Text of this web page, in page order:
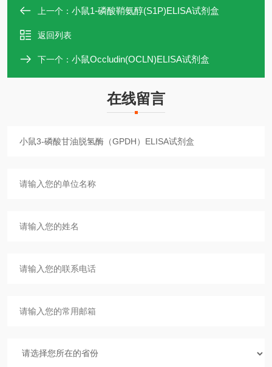
上一个： 小鼠1-磷酸鞘氨醇(S1P)ELISA试剂盒
返回列表
下一个： 小鼠Occludin(OCLN)ELISA试剂盒
在线留言